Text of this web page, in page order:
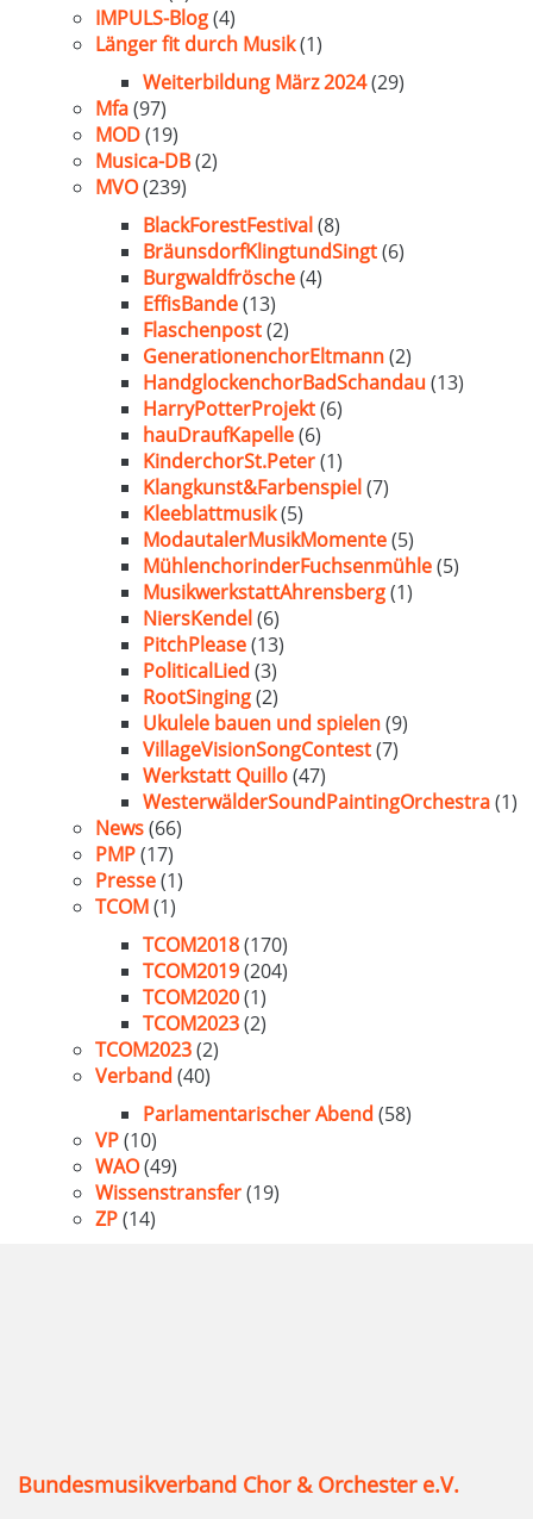
IMPULS-Blog(4)
Länger fit durch Musik(1)
Weiterbildung März 2024(29)
Mfa(97)
MOD(19)
Musica-DB(2)
MVO(239)
BlackForestFestival(8)
BräunsdorfKlingtundSingt(6)
Burgwaldfrösche(4)
EffisBande(13)
Flaschenpost(2)
GenerationenchorEltmann(2)
HandglockenchorBadSchandau(13)
HarryPotterProjekt(6)
hauDraufKapelle(6)
KinderchorSt.Peter(1)
Klangkunst&Farbenspiel(7)
Kleeblattmusik(5)
ModautalerMusikMomente(5)
MühlenchorinderFuchsenmühle(5)
MusikwerkstattAhrensberg(1)
NiersKendel(6)
PitchPlease(13)
PoliticalLied (3)
RootSinging(2)
Ukulele bauen und spielen(9)
VillageVisionSongContest(7)
Werkstatt Quillo(47)
WesterwälderSoundPaintingOrchestra(1)
News(66)
PMP(17)
Presse(1)
TCOM(1)
TCOM2018(170)
TCOM2019(204)
TCOM2020(1)
TCOM2023(2)
TCOM2023(2)
Verband (40)
Parlamentarischer Abend (58)
VP(10)
WAO(49)
Wissenstransfer(19)
ZP(14)
Bundesmusikverband Chor & Orchester e.V.